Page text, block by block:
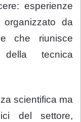
esperienze
da
che riunisce
tecnica
scientifica ma
del settore,